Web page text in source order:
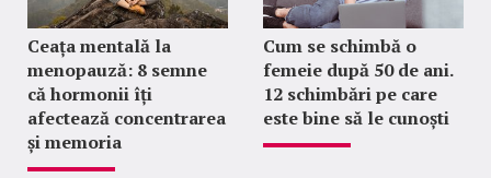
Ceața mentală la
menopauză: 8 semne
că hormonii îți
afectează concentrarea
și memoria
Cum se schimbă o
femeie după 50 de ani.
12 schimbări pe care
este bine să le cunoști